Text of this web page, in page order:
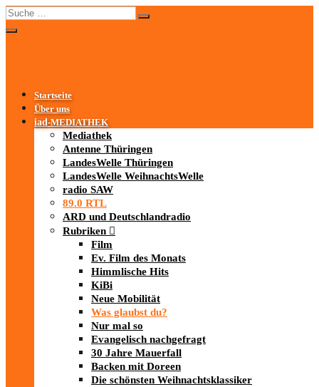
Startseite
Über uns
iad-MEDIATHEK
Mediathek
Antenne Thüringen
LandesWelle Thüringen
LandesWelle WeihnachtsWelle
radio SAW
89.0 RTL
ARD und Deutschlandradio
Rubriken
Film
Ev. Film des Monats
Himmlische Hits
KiBi
Neue Mobilität
Was glaubst du?
Nur mal so
Evangelisch nachgefragt
30 Jahre Mauerfall
Backen mit Doreen
Die schönsten Weihnachtsklassiker